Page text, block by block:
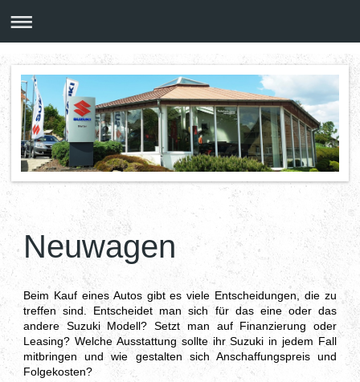
Neuwagen
Beim Kauf eines Autos gibt es viele Entscheidungen, die zu
treffen sind. Entscheidet man sich für das eine oder das
andere Suzuki Modell? Setzt man auf Finanzierung oder
Leasing? Welche Ausstattung sollte ihr Suzuki in jedem Fall
mitbringen und wie gestalten sich Anschaffungspreis und
Folgekosten?